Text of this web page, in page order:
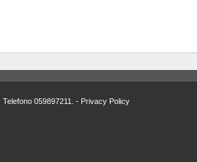
059897211. - Privacy Policy